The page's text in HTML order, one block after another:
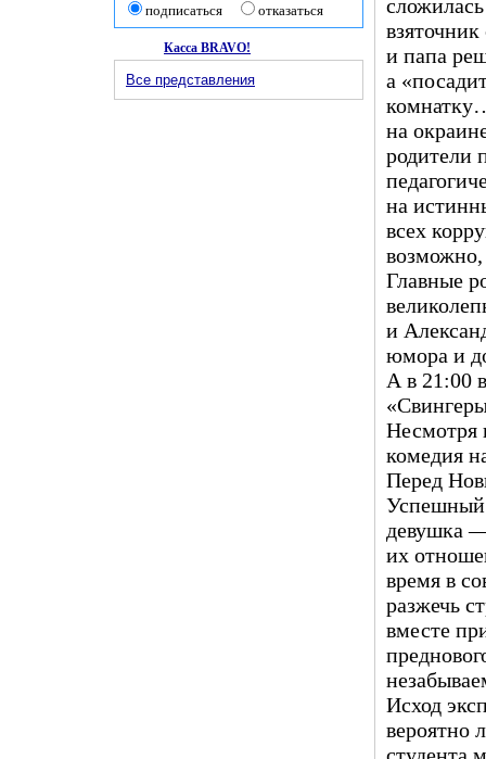
подписаться отказаться
Касса BRAVO!
Все представления
и папа
а
на
родители
на
всех
возможно,
Главные
и
юмора и
А в 21:00
Несмотря
комедия
Перед
Успешный
девушка
их
время в
разжечь
вместе
Исход
вероятно